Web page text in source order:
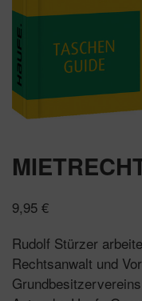
9,95 €
Rudolf Stürzer
Rechtsanwalt und